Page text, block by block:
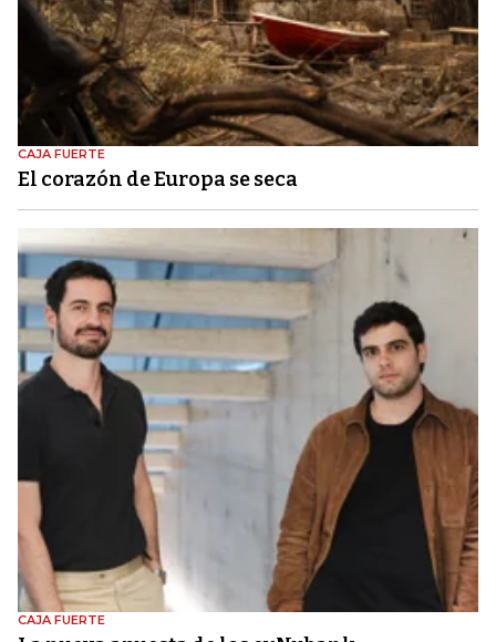
CAJA FUERTE
El corazón de Europa se seca
CAJA FUERTE